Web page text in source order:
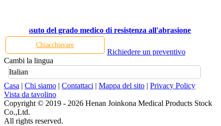
tessuto del grado medico di resistenza all'abrasione
Chiacchierare
Richiedere un preventivo
Cambi la lingua
Italian
Casa | Chi siamo | Contattaci | Mappa del sito | Privacy Policy
Vista da tavolino
Copyright © 2019 - 2026 Henan Joinkona Medical Products Stock
Co.,Ltd.
All rights reserved.